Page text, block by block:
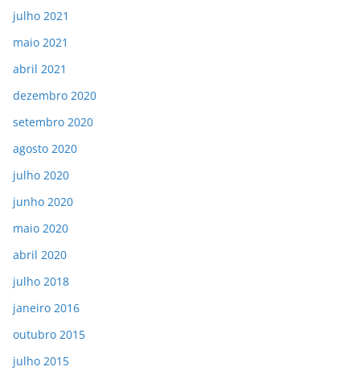
julho 2021
maio 2021
abril 2021
dezembro 2020
setembro 2020
agosto 2020
julho 2020
junho 2020
maio 2020
abril 2020
julho 2018
janeiro 2016
outubro 2015
julho 2015